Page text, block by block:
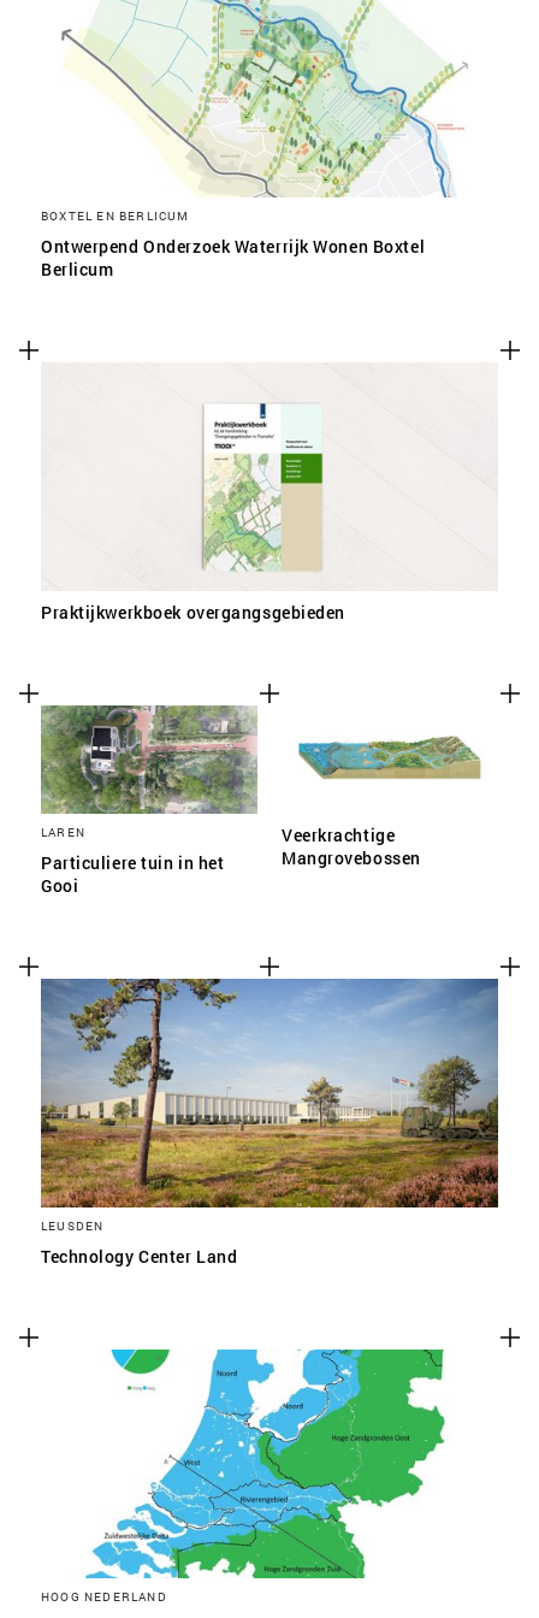
BOXTEL EN BERLICUM
Ontwerpend Onderzoek Waterrijk Wonen Boxtel
Berlicum
Praktijkwerkboek overgangsgebieden
LAREN
Particuliere tuin in het
Gooi
Veerkrachtige
Mangrovebossen
LEUSDEN
Technology Center Land
HOOG NEDERLAND
SLA VOORKEUREN OP